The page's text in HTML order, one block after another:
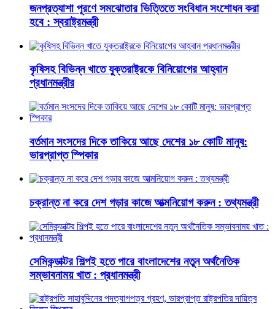
জনপ্রত্যাশা পূরণে সমঝোতার ভিত্তিতে সংবিধান সংশোধন করা
হবে : স্বরাষ্ট্রমন্ত্রী
কৃষিসহ বিভিন্ন খাতে যুক্তরাষ্ট্রকে বিনিয়োগের আহ্বান
প্রধানমন্ত্রীর
বর্তমান সংসদের দিকে তাকিয়ে আছে দেশের ১৮ কোটি মানুষ:
ভারপ্রাপ্ত স্পিকার
চক্রান্ত না করে দেশ গড়ার কাজে আত্মনিয়োগ করুন : তথ্যমন্ত্রী
সেমিকন্ডাক্টর শিল্পই হতে পারে বাংলাদেশের নতুন অর্থনৈতিক
সম্ভাবনাময় খাত : প্রধানমন্ত্রী